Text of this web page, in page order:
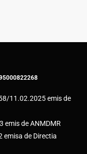
11.02.2025 emis de
emis de ANMDMR
emisa de Directia